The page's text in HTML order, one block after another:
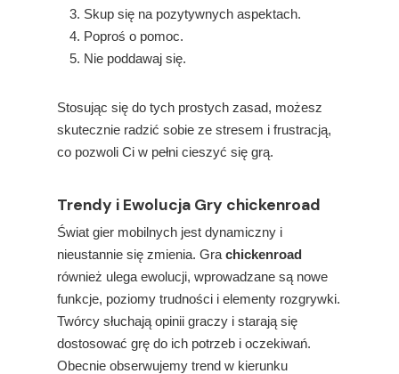
Skup się na pozytywnych aspektach.
Poproś o pomoc.
Nie poddawaj się.
Stosując się do tych prostych zasad, możesz
skutecznie radzić sobie ze stresem i frustracją,
co pozwoli Ci w pełni cieszyć się grą.
Trendy i Ewolucja Gry chickenroad
Świat gier mobilnych jest dynamiczny i
nieustannie się zmienia. Gra chickenroad
również ulega ewolucji, wprowadzane są nowe
funkcje, poziomy trudności i elementy rozgrywki.
Twórcy słuchają opinii graczy i starają się
dostosować grę do ich potrzeb i oczekiwań.
Obecnie obserwujemy trend w kierunku